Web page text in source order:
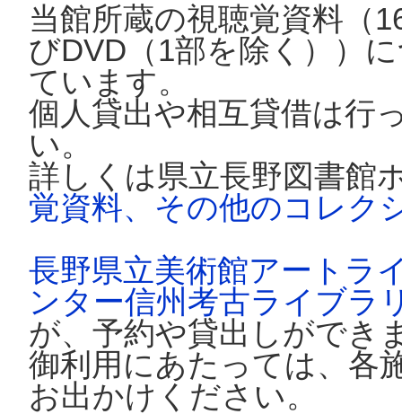
当館所蔵の視聴覚資料（
びDVD（1部を除く））
ています。
個人貸出や相互貸借は行
い。
詳しくは県立長野図書館
覚資料、その他のコレク
長野県立美術館アートラ
ンター信州考古ライブラ
が、予約や貸出しができ
御利用にあたっては、各
お出かけください。